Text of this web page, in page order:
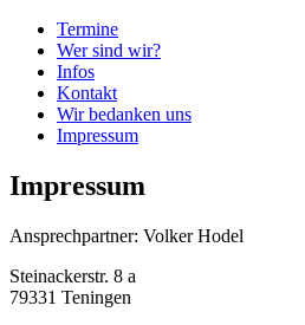
Termine
Wer sind wir?
Infos
Kontakt
Wir bedanken uns
Impressum
Impressum
Ansprechpartner: Volker Hodel
Steinackerstr. 8 a
79331 Teningen